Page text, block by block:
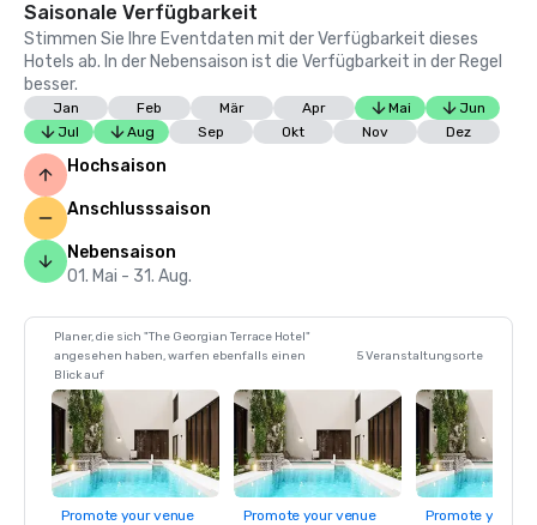
Saisonale Verfügbarkeit
Stimmen Sie Ihre Eventdaten mit der Verfügbarkeit dieses
Hotels ab. In der Nebensaison ist die Verfügbarkeit in der Regel
besser.
Jan Feb Mär Apr Mai
Jun
Jul
Aug Sep Okt Nov Dez
Hochsaison
Anschlusssaison
Nebensaison
01. Mai - 31. Aug.
Planer, die sich "The Georgian Terrace Hotel"
angesehen haben, warfen ebenfalls einen
Blick auf
5 Veranstaltungsorte
Promote your venue Promote your venue Promote your